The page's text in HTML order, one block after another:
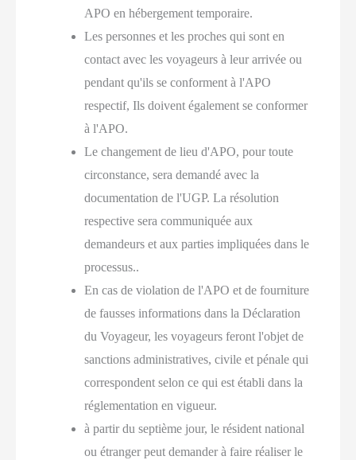
APO en hébergement temporaire.
Les personnes et les proches qui sont en
contact avec les voyageurs à leur arrivée ou
pendant qu'ils se conforment à l'APO
respectif, Ils doivent également se conformer
à l'APO.
Le changement de lieu d'APO, pour toute
circonstance, sera demandé avec la
documentation de l'UGP. La résolution
respective sera communiquée aux
demandeurs et aux parties impliquées dans le
processus..
En cas de violation de l'APO et de fourniture
de fausses informations dans la Déclaration
du Voyageur, les voyageurs feront l'objet de
sanctions administratives, civile et pénale qui
correspondent selon ce qui est établi dans la
réglementation en vigueur.
à partir du septième jour, le résident national
ou étranger peut demander à faire réaliser le